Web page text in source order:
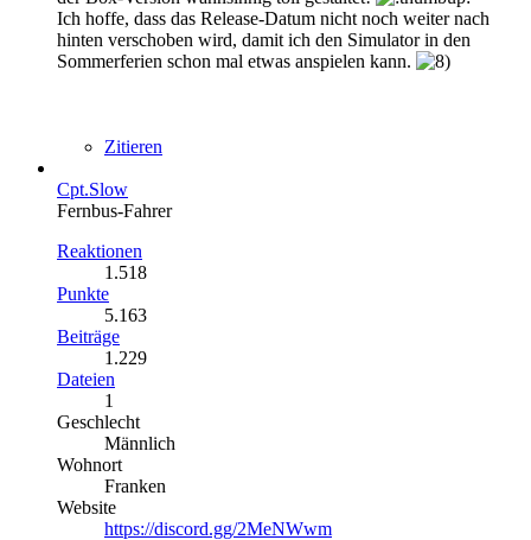
Ich hoffe, dass das Release-Datum nicht noch weiter nach
hinten verschoben wird, damit ich den Simulator in den
Sommerferien schon mal etwas anspielen kann.
Zitieren
Cpt.Slow
Fernbus-Fahrer
Reaktionen
1.518
Punkte
5.163
Beiträge
1.229
Dateien
1
Geschlecht
Männlich
Wohnort
Franken
Website
https://discord.gg/2MeNWwm